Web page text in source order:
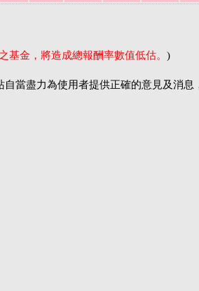
金，將造成總報酬率數值低估。 )
當盡力為使用者提供正確的意見及消息